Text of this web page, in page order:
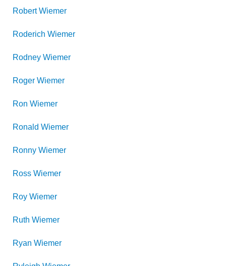
Robert Wiemer
Roderich Wiemer
Rodney Wiemer
Roger Wiemer
Ron Wiemer
Ronald Wiemer
Ronny Wiemer
Ross Wiemer
Roy Wiemer
Ruth Wiemer
Ryan Wiemer